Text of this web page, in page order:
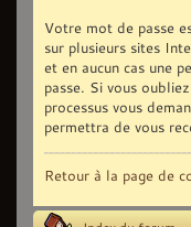
Votre mot de passe
sur plusieurs sites
et en aucun cas une
passe. Si vous
processus vous
permettra de vous
Retour à la page de